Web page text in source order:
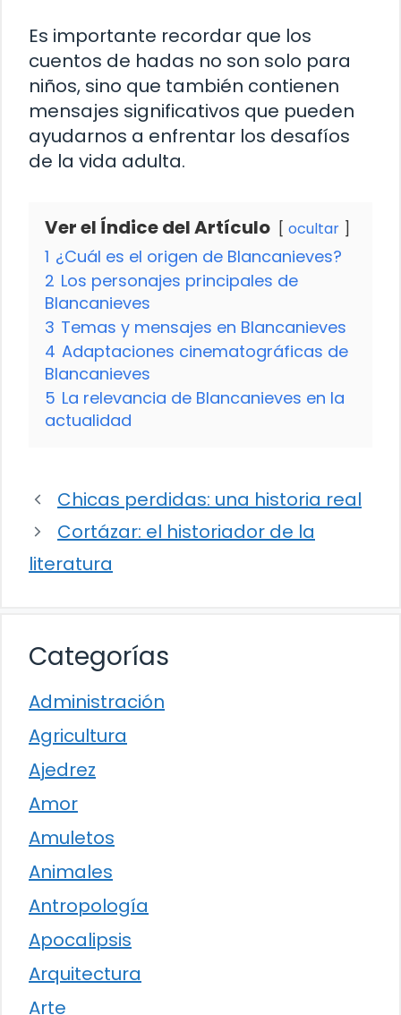
Es importante recordar que los
cuentos de hadas no son solo para
niños, sino que también contienen
mensajes significativos que pueden
ayudarnos a enfrentar los desafíos
de la vida adulta.
Ver el Índice del Artículo ocultar
1 ¿Cuál es el origen de Blancanieves?
2 Los personajes principales de
Blancanieves
3 Temas y mensajes en Blancanieves
4 Adaptaciones cinematográficas de
Blancanieves
5 La relevancia de Blancanieves en la
actualidad
Chicas perdidas: una historia real
Cortázar: el historiador de la
literatura
Categorías
Administración
Agricultura
Ajedrez
Amor
Amuletos
Animales
Antropología
Apocalipsis
Arquitectura
Arte